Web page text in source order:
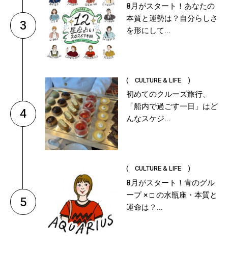
3
8月がスタート！あなたの
本質と運勢は？自分らしさ
を形にして...
4
( CULTURE & LIFE )
初めてのクルーズ旅行、
「船内で過ごす一日」はど
んなスケジ...
5
( CULTURE & LIFE )
8月がスタート！青のグル
ープ × □ の水瓶座・本質と
運命は？...